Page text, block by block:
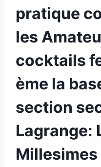
pratique
les
cocktails
ème la
section
Lagrange: